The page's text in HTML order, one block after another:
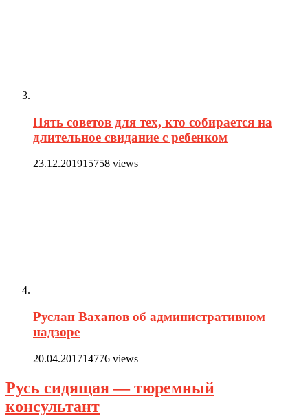
Пять советов для тех, кто собирается на
длительное свидание с ребенком
23.12.201915758 views
Руслан Вахапов об административном
надзоре
20.04.201714776 views
Русь сидящая — тюремный
консультант